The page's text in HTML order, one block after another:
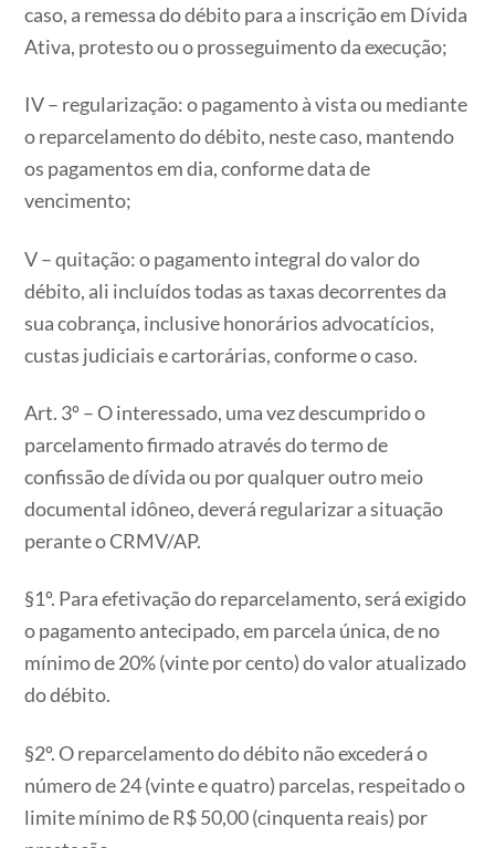
caso, a remessa do débito para a inscrição em Dívida
Ativa, protesto ou o prosseguimento da execução;
IV – regularização: o pagamento à vista ou mediante
o reparcelamento do débito, neste caso, mantendo
os pagamentos em dia, conforme data de
vencimento;
V – quitação: o pagamento integral do valor do
débito, ali incluídos todas as taxas decorrentes da
sua cobrança, inclusive honorários advocatícios,
custas judiciais e cartorárias, conforme o caso.
Art. 3º – O interessado, uma vez descumprido o
parcelamento firmado através do termo de
confissão de dívida ou por qualquer outro meio
documental idôneo, deverá regularizar a situação
perante o CRMV/AP.
§1º. Para efetivação do reparcelamento, será exigido
o pagamento antecipado, em parcela única, de no
mínimo de 20% (vinte por cento) do valor atualizado
do débito.
§2º. O reparcelamento do débito não excederá o
número de 24 (vinte e quatro) parcelas, respeitado o
limite mínimo de R$ 50,00 (cinquenta reais) por